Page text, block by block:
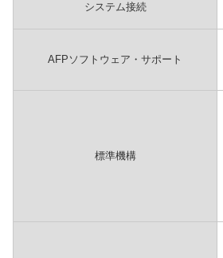
システム接続
AFPソフトウェア・サポート
標準機構